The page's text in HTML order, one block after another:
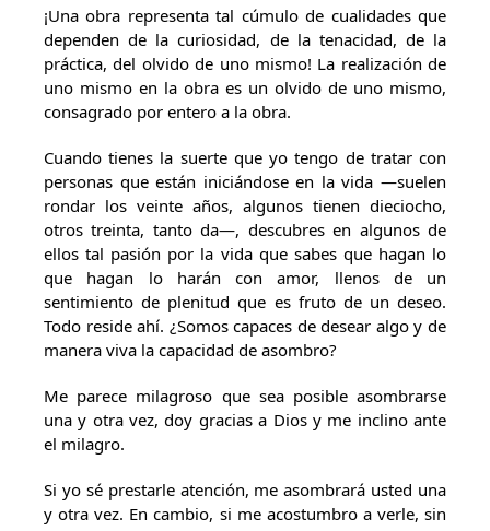
¡Una obra representa tal cúmulo de cualidades que
dependen de la curiosidad, de la tenacidad, de la
práctica, del olvido de uno mismo! La realización de
uno mismo en la obra es un olvido de uno mismo,
consagrado por entero a la obra.
Cuando tienes la suerte que yo tengo de tratar con
personas que están iniciándose en la vida —suelen
rondar los veinte años, algunos tienen dieciocho,
otros treinta, tanto da—, descubres en algunos de
ellos tal pasión por la vida que sabes que hagan lo
que hagan lo harán con amor, llenos de un
sentimiento de plenitud que es fruto de un deseo.
Todo reside ahí. ¿Somos capaces de desear algo y de
manera viva la capacidad de asombro?
Me parece milagroso que sea posible asombrarse
una y otra vez, doy gracias a Dios y me inclino ante
el milagro.
Si yo sé prestarle atención, me asombrará usted una
y otra vez. En cambio, si me acostumbro a verle, sin